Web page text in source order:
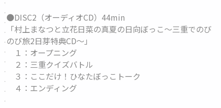
●DISC2（オーディオCD）44min
「村上まなつと立花日菜の真夏の日向ぼっこ～三重でのび
のび旅2日芽特典CD～」
１：オープニング
２：三重クイズバトル
３：ここだけ！ひなたぼっこトーク
４：エンディング